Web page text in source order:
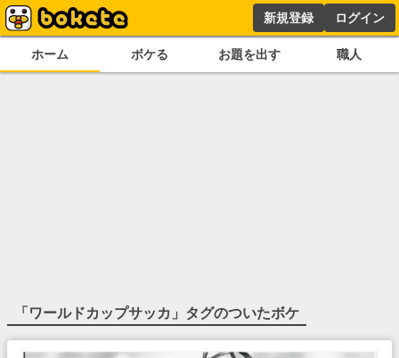
新規登録 ログイン
ホーム ボケる お題を出す 職人
「ワールドカップサッカ 」タグのついたボケ